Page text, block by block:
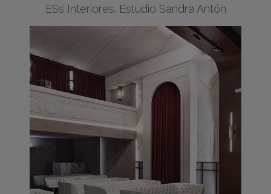
ESs Interiores. Estudio Sandra Antón